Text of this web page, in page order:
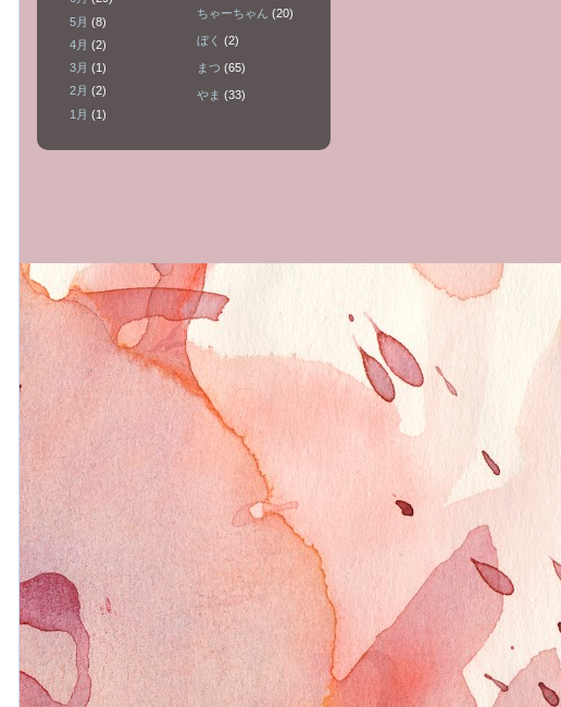
5月(8)
4月(2)
3月(1)
2月(2)
1月(1)
ちゃーちゃん (20)
ぼく (2)
まつ (65)
やま (33)